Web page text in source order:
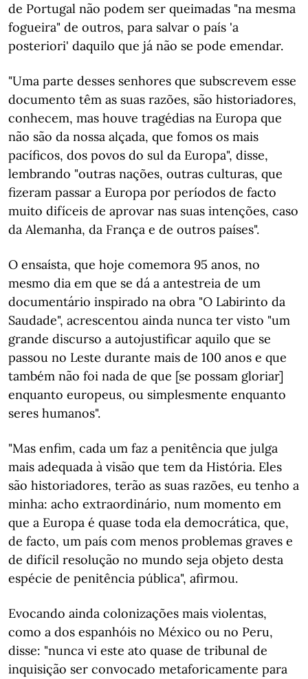
de Portugal não podem ser queimadas "na mesma
fogueira" de outros, para salvar o país 'a
posteriori' daquilo que já não se pode emendar.
"Uma parte desses senhores que subscrevem esse
documento têm as suas razões, são historiadores,
conhecem, mas houve tragédias na Europa que
não são da nossa alçada, que fomos os mais
pacíficos, dos povos do sul da Europa", disse,
lembrando "outras nações, outras culturas, que
fizeram passar a Europa por períodos de facto
muito difíceis de aprovar nas suas intenções, caso
da Alemanha, da França e de outros países".
O ensaísta, que hoje comemora 95 anos, no
mesmo dia em que se dá a antestreia de um
documentário inspirado na obra "O Labirinto da
Saudade", acrescentou ainda nunca ter visto "um
grande discurso a autojustificar aquilo que se
passou no Leste durante mais de 100 anos e que
também não foi nada de que [se possam gloriar]
enquanto europeus, ou simplesmente enquanto
seres humanos".
"Mas enfim, cada um faz a penitência que julga
mais adequada à visão que tem da História. Eles
são historiadores, terão as suas razões, eu tenho a
minha: acho extraordinário, num momento em
que a Europa é quase toda ela democrática, que,
de facto, um país com menos problemas graves e
de difícil resolução no mundo seja objeto desta
espécie de penitência pública", afirmou.
Evocando ainda colonizações mais violentas,
como a dos espanhóis no México ou no Peru,
disse: "nunca vi este ato quase de tribunal de
inquisição ser convocado metaforicamente para